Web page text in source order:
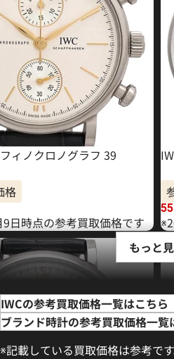
ィノクロノグラフ 39
格
日時点の参考買取価格です
もっと
IWCの参考買取価格一覧はこちら
ブランド時計の参考買取価格一覧
※記載している買取価格は参考で